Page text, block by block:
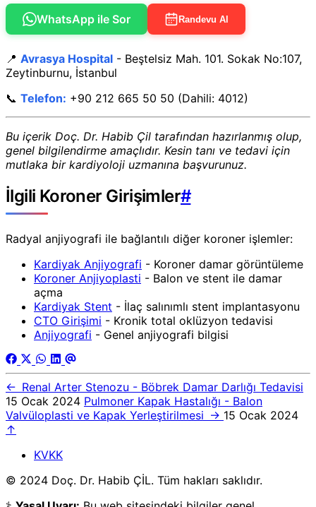
WhatsApp ile Sor Randevu Al
📍 Avrasya Hospital - Beştelsiz Mah. 101. Sokak No:107,
Zeytinburnu, İstanbul
📞 Telefon: +90 212 665 50 50 (Dahili: 4012)
Bu içerik Doç. Dr. Habib Çil tarafından hazırlanmış olup,
genel bilgilendirme amaçlıdır. Kesin tanı ve tedavi için
mutlaka bir kardiyoloji uzmanına başvurunuz.
İlgili Koroner Girişimler#
Radyal anjiyografi ile bağlantılı diğer koroner işlemler:
Kardiyak Anjiyografi - Koroner damar görüntüleme
Koroner Anjiyoplasti - Balon ve stent ile damar
açma
Kardiyak Stent - İlaç salınımlı stent implantasyonu
CTO Girişimi - Kronik total oklüzyon tedavisi
Anjiyografi - Genel anjiyografi bilgisi
← Renal Arter Stenozu - Böbrek Damar Darlığı Tedavisi
15 Ocak 2024 Pulmoner Kapak Hastalığı - Balon
Valvüloplasti ve Kapak Yerleştirilmesi → 15 Ocak 2024
↑
KVKK
© 2024 Doç. Dr. Habib ÇİL. Tüm hakları saklıdır.